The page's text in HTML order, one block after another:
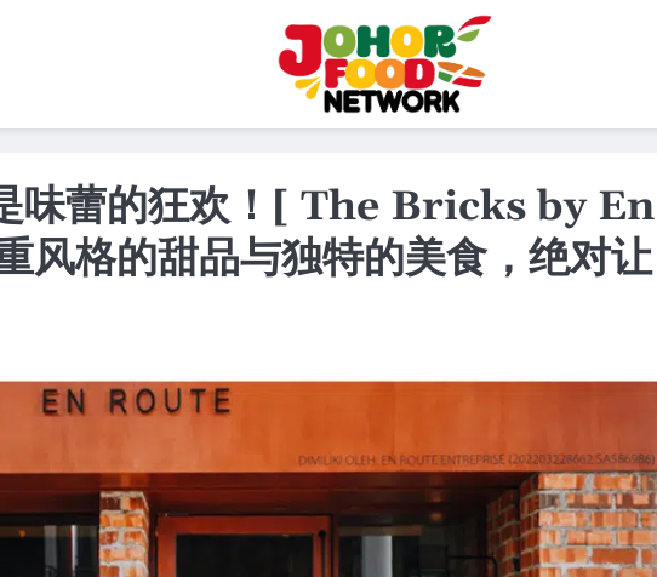
味蕾的狂欢！[ The Bricks by En
风格的甜品与独特的美食，绝对让